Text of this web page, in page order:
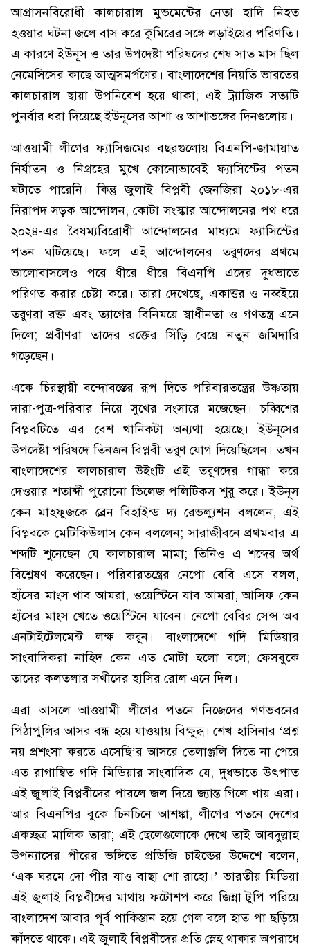
আগ্রাসনবিরোধী কালচারাল মুভমেন্টের নেতা হাদি নিহত
হওয়ার ঘটনা জলে বাস করে কুমিরের সঙ্গে লড়াইয়ের পরিণতি।
এ কারণে ইউনূস ও তার উপদেষ্টা পরিষদের শেষ সাত মাস ছিল
নেমেসিসের কাছে আত্মসমর্পণের। বাংলাদেশের নিয়তি ভারতের
কালচারাল ছায়া উপনিবেশ হয়ে থাকা; এই ট্র্যাজিক সত্যটি
পুনর্বার ধরা দিয়েছে ইউনূসের আশা ও আশাভঙ্গের দিনগুলোয়।
আওয়ামী লীগের ফ্যাসিজমের বছরগুলোয় বিএনপি-জামায়াত
নির্যাতন ও নিগ্রহের মুখে কোনোভাবেই ফ্যাসিস্টের পতন
ঘটাতে পারেনি। কিন্তু জুলাই বিপ্লবী জেনজিরা ২০১৮-এর
নিরাপদ সড়ক আন্দোলন, কোটা সংস্কার আন্দোলনের পথ ধরে
২০২৪-এর বৈষম্যবিরোধী আন্দোলনের মাধ্যমে ফ্যাসিস্টের
পতন ঘটিয়েছে। ফলে এই আন্দোলনের তরুণদের প্রথমে
ভালোবাসলেও পরে ধীরে ধীরে বিএনপি এদের দুধভাতে
পরিণত করার চেষ্টা করে। তারা দেখেছে, একাত্তর ও নব্বইয়ে
তরুণরা রক্ত এবং ত্যাগের বিনিময়ে স্বাধীনতা ও গণতন্ত্র এনে
দিলে; প্রবীণরা তাদের রক্তের সিঁড়ি বেয়ে নতুন জমিদারি
গড়েছেন।
একে চিরস্থায়ী বন্দোবস্তের রূপ দিতে পরিবারতন্ত্রের উষ্ণতায়
দারা-পুত্র-পরিবার নিয়ে সুখের সংসারে মজেছেন। চব্বিশের
বিপ্লবটিতে এর বেশ খানিকটা অন্যথা হয়েছে। ইউনূসের
উপদেষ্টা পরিষদে তিনজন বিপ্লবী তরুণ যোগ দিয়েছিলেন। তখন
বাংলাদেশের কালচারাল উইংটি এই তরুণদের গান্ধা করে
দেওয়ার শতাব্দী পুরোনো ভিলেজ পলিটিকস শুরু করে। ইউনূস
কেন মাহফুজকে ব্রেন বিহাইন্ড দ্য রেভল্যুশন বললেন, এই
বিপ্লবকে মেটিকিউলাস কেন বললেন; সারাজীবনে প্রথমবার এ
শব্দটি শুনেছেন যে কালচারাল মামা; তিনিও এ শব্দের অর্থ
বিশ্লেষণ করেছেন। পরিবারতন্ত্রের নেপো বেবি এসে বলল,
হাঁসের মাংস খাব আমরা, ওয়েস্টিনে যাব আমরা, আসিফ কেন
হাঁসের মাংস খেতে ওয়েস্টিনে যাবেন। নেপো বেবির সেন্স অব
এনটাইটেলমেন্ট লক্ষ করুন। বাংলাদেশে গদি মিডিয়ার
সাংবাদিকরা নাহিদ কেন এত মোটা হলো বলে; ফেসবুকে
তাদের কলতলার সখীদের হাসির রোল এনে দিল।
এরা আসলে আওয়ামী লীগের পতনে নিজেদের গণভবনের
পিঠাপুলির আসর বন্ধ হয়ে যাওয়ায় বিক্ষুব্ধ। শেখ হাসিনার ‘প্রশ্ন
নয় প্রশংসা করতে এসেছি’র আসরে তেলাঞ্জলি দিতে না পেরে
এত রাগান্বিত গদি মিডিয়ার সাংবাদিক যে, দুধভাতে উৎপাত
এই জুলাই বিপ্লবীদের পারলে জল দিয়ে জ্যান্ত গিলে খায় এরা।
আর বিএনপির বুকে চিনচিনে আশঙ্কা, লীগের পতনে দেশের
একচ্ছত্র মালিক তারা; এই ছেলেগুলোকে দেখে তাই আবদুল্লাহ
উপন্যাসের পীরের ভঙ্গিতে প্রডিজি চাইল্ডের উদ্দেশে বলেন,
‘এক ঘরমে দো পীর যাও বাছা শো রাহো।’ ভারতীয় মিডিয়া
এই জুলাই বিপ্লবীদের মাথায় ফটোশপ করে জিন্না টুপি পরিয়ে
বাংলাদেশ আবার পূর্ব পাকিস্তান হয়ে গেল বলে হাত পা ছড়িয়ে
কাঁদতে থাকে। এই জুলাই বিপ্লবীদের প্রতি স্নেহ থাকার অপরাধে